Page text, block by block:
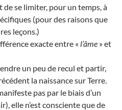
se limiter, pour un temps, à
(pour des raisons que
leçons.)
exacte entre « l’âme » et
un peu de recul et partir,
la naissance sur Terre.
pas par le biais d’un
elle n’est consciente que de